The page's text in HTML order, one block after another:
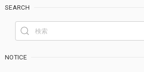
SEARCH
NOTICE